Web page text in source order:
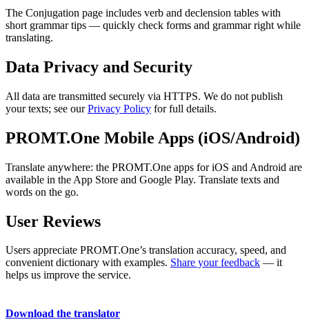
The Conjugation page includes verb and declension tables with
short grammar tips — quickly check forms and grammar right while
translating.
Data Privacy and Security
All data are transmitted securely via HTTPS. We do not publish
your texts; see ourPrivacy Policy for full details.
PROMT.One Mobile Apps (iOS/Android)
Translate anywhere: the PROMT.One apps for iOS and Android are
available in the App Store and Google Play. Translate texts and
words on the go.
User Reviews
Users appreciate PROMT.One’s translation accuracy, speed, and
convenient dictionary with examples. Share your feedback — it
helps us improve the service.
Download the translator